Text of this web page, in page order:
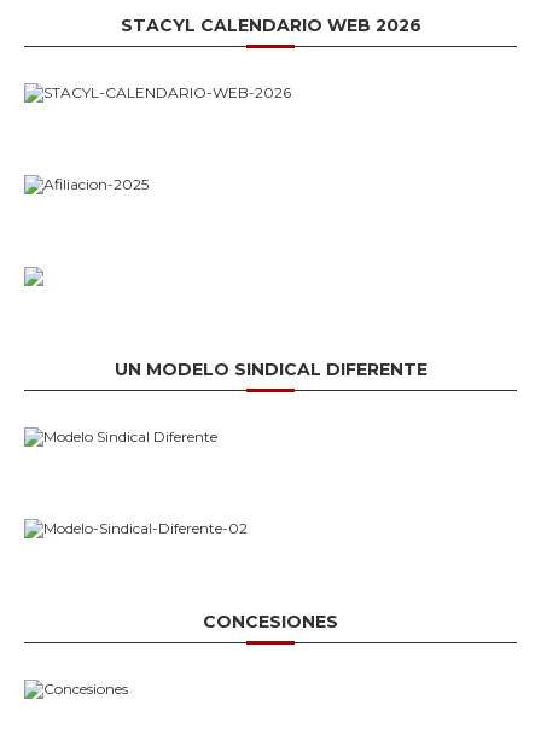
STACYL CALENDARIO WEB 2026
UN MODELO SINDICAL DIFERENTE
CONCESIONES